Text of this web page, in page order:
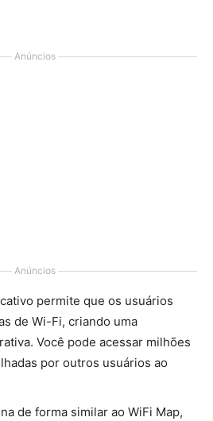
Anúncios
Anúncios
permite que os usuários
de Wi-Fi, criando uma
Você pode acessar milhões
por outros usuários ao
de forma similar ao WiFi Map,